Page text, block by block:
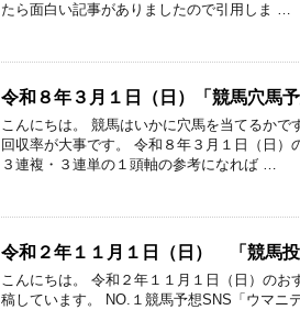
たら面白い記事がありましたので引用しま …
令和８年３月１日（日）「競馬穴馬
こんにちは。 競馬はいかに穴馬を当てるか
回収率が大事です。 令和８年３月１日（日）
３連複・３連単の１頭軸の参考になれば …
令和２年１１月１日（日） 「競馬
こんにちは。 令和２年１１月１日（日）の
稿しています。 NO.１競馬予想SNS「ウマ